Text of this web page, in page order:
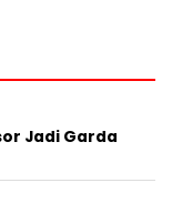
Jadi Garda